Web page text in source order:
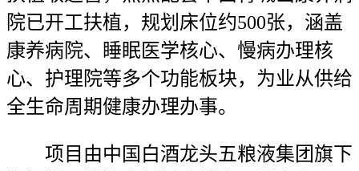
院已开工扶植，规划床位约500张，涵盖
康养病院、睡眠医学核心、慢病办理核
心、护理院等多个功能板块，为业从供给
全生命周期健康办理办事。
项目由中国白酒龙头五粮液集团旗下